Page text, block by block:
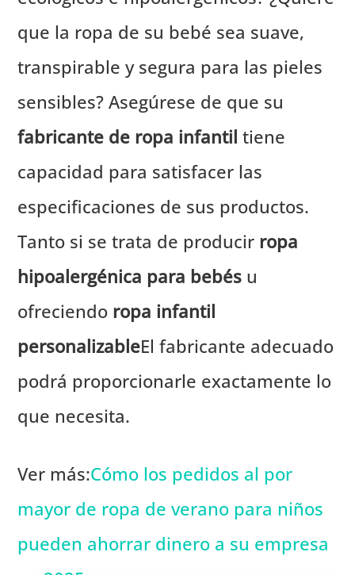
que la ropa de su bebé sea suave,
transpirable y segura para las pieles
sensibles? Asegúrese de que su
fabricante de ropa infantil tiene
capacidad para satisfacer las
especificaciones de sus productos.
Tanto si se trata de producir ropa
hipoalergénica para bebés u
ofreciendo ropa infantil
personalizableEl fabricante adecuado
podrá proporcionarle exactamente lo
que necesita.
Ver más:Cómo los pedidos al por
mayor de ropa de verano para niños
pueden ahorrar dinero a su empresa